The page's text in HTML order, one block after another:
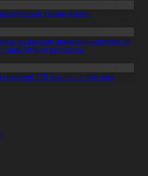
тізімін бекітті
жұмыстың арқасында әлеуметтік
саны 50%-ға қысқарды
170 мыңнан астам жол